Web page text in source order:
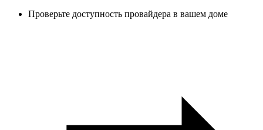
Проверьте доступность провайдера в вашем доме